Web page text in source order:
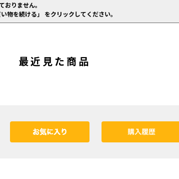
おりません。
物を続ける」 をクリックしてください。
最近見た商品